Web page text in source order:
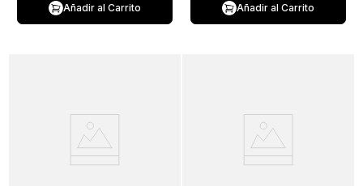
Añadir al Carrito Añadir al Carrito